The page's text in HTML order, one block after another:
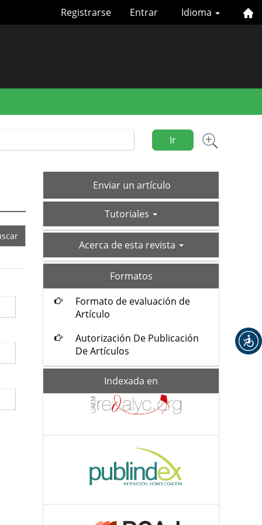
Idioma
Registrarse Entrar
Ir
Enviar
un
Enviar un artículo
Tutoriales
acerca-Acerca de esta revista
Formatos
Formato de evaluación de
Artículo
Autorización De Publicación
De Artículos
Indexada en